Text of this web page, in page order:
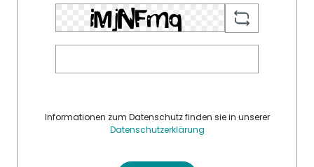
Informationen zum Datenschutz finden sie in unserer
Datenschutzerklärung